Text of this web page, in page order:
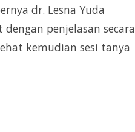
dr. Lesna Yuda
penjelasan secara
kemudian sesi tanya